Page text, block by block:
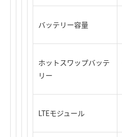
バッテリー容量
ホットスワップバッテ
リー
LTEモジュール